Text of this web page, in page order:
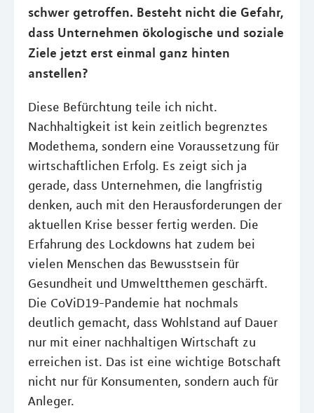
schwer getroffen. Besteht nicht die Gefahr,
dass Unternehmen ökologische und soziale
Ziele jetzt erst einmal ganz hinten
anstellen?
Diese Befürchtung teile ich nicht.
Nachhaltigkeit ist kein zeitlich begrenztes
Modethema, sondern eine Voraussetzung für
wirtschaftlichen Erfolg. Es zeigt sich ja
gerade, dass Unternehmen, die langfristig
denken, auch mit den Herausforderungen der
aktuellen Krise besser fertig werden. Die
Erfahrung des Lockdowns hat zudem bei
vielen Menschen das Bewusstsein für
Gesundheit und Umweltthemen geschärft.
Die CoViD19-Pandemie hat nochmals
deutlich gemacht, dass Wohlstand auf Dauer
nur mit einer nachhaltigen Wirtschaft zu
erreichen ist. Das ist eine wichtige Botschaft
nicht nur für Konsumenten, sondern auch für
Anleger.